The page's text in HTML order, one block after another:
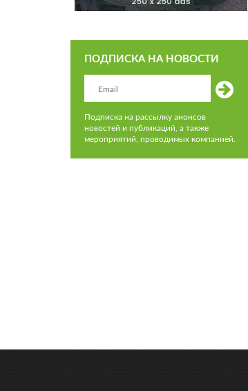
ПОДПИСКА НА НОВОСТИ
Подписка на рассылку анонсов
новостей и публикаций, а также
мероприятий, проводимых компанией.